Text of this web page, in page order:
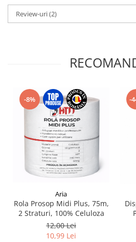
Review-uri(2)
-8%
Aria
Rola Prosop Midi Plus, 75m,
2 Straturi, 100% Celuloza
12,00 Lei
10,99 Lei
-